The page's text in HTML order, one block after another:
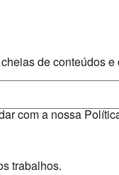
de conteúdos
com a nossa
trabalhos.